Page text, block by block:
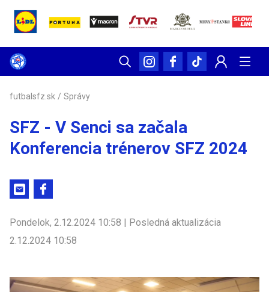
futbalsfz.sk / Správy
SFZ - V Senci sa začala
Konferencia trénerov SFZ 2024
Pondelok, 2.12.2024 10:58 | Posledná aktualizácia
2.12.2024 10:58